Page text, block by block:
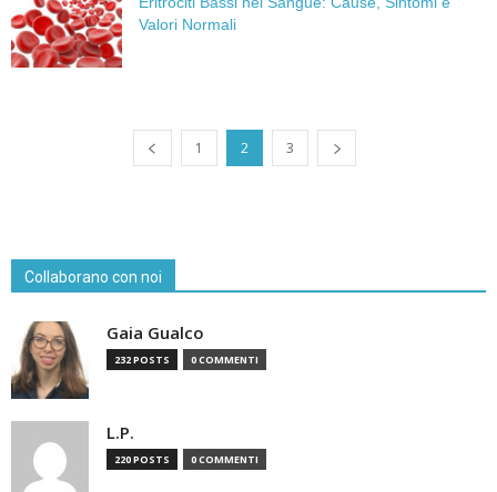
Valori Normali
1 2 3
Collaborano con noi
Gaia Gualco
232 POSTS 0 COMMENTI
L.P.
220 POSTS 0 COMMENTI